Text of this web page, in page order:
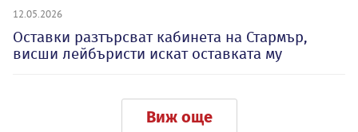
12.05.2026
Оставки разтърсват кабинета на Стармър,
висши лейбъристи искат оставката му
Виж още